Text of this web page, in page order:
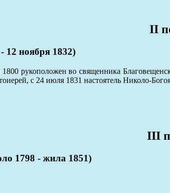
II
ноября 1832)
рукоположен во священника
с 24 июля 1831 настоятель Николо-
III
1798 - жила 1851)